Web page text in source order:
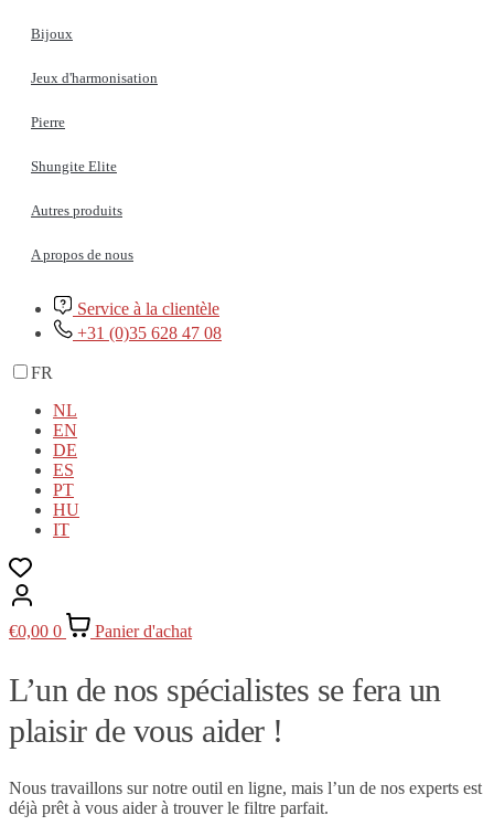
Bijoux
Jeux d'harmonisation
Pierre
Shungite Elite
Autres produits
A propos de nous
Service à la clientèle
+31 (0)35 628 47 08
FR
NL
EN
DE
ES
PT
HU
IT
€0,00 0 Panier d'achat
L’un de nos spécialistes se fera un
plaisir de vous aider !
Nous travaillons sur notre outil en ligne, mais l’un de nos experts est
déjà prêt à vous aider à trouver le filtre parfait.